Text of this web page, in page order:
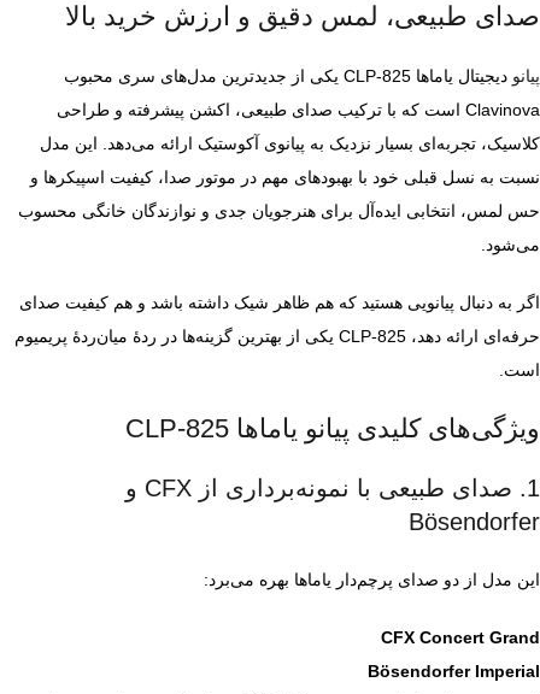
صدای طبیعی، لمس دقیق و ارزش خرید بالا
پیانو
دیجیتال یاماها CLP‑825 یکی از جدیدترین مدل‌های سری محبوب
Clavinova است که با ترکیب صدای طبیعی، اکشن پیشرفته و طراحی
کلاسیک، تجربه‌ای بسیار نزدیک به پیانوی آکوستیک ارائه می‌دهد. این مدل
نسبت به نسل قبلی خود با بهبودهای مهم در موتور صدا، کیفیت اسپیکرها و
حس لمس، انتخابی ایده‌آل برای هنرجویان جدی و نوازندگان خانگی محسوب
می‌شود.
اگر به دنبال پیانویی هستید که هم ظاهر شیک داشته باشد و هم کیفیت صدای
حرفه‌ای ارائه دهد، CLP‑825 یکی از بهترین گزینه‌ها در ردهٔ میان‌ردهٔ پریمیوم
است.
ویژگی‌های کلیدی پیانو یاماها CLP‑825
1. صدای طبیعی با نمونه‌برداری از CFX و
Bösendorfer
این مدل از دو صدای پرچم‌دار یاماها بهره می‌برد:
CFX Concert Grand
Bösendorfer Imperial